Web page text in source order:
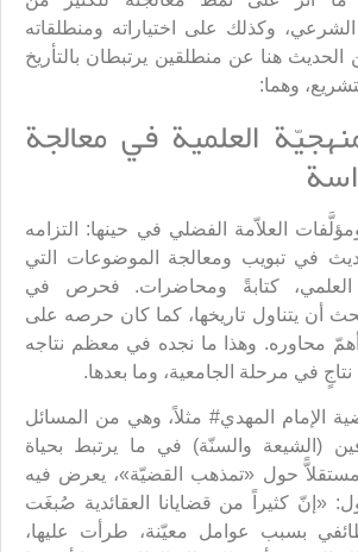
وكذلك على اختياراته ومنطلقاته
الحديث هنا عن منطلقين يرتبطان بالتأريخ
وهما:
العلمية في معالجة
العلاّمة الفضلي في حينها: التزامه
في تبويب ومعالجة الموضوعات التي
العلمي، كتابةً ومحاضرات. فحرص في
أن يتناول تاريخها، كما كان حرصه على
محاوره. وهذا ما نجده في معظم نتاجه
نتاجٍ في مرحلة الجامعية، وما بعدها.
الإمام المهدي# مثلاً، وهي من المسائل
(الشيعة والسنّة) في ما يرتبط بحياة
مستقلاًّ حول «تمذهب القضيّة»، يعرض فيه
«إنّ كثيراً من قضايانا العقائدية صُبغَت
بسبب عوامل معيّنة، طرأت عليها،